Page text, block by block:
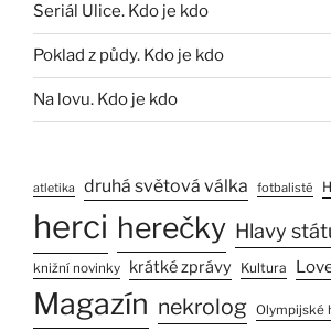
Seriál Ulice. Kdo je kdo
Poklad z půdy. Kdo je kdo
Na lovu. Kdo je kdo
atletika druhá světová válka fotbalisté
herci herečky Hlavy
knižní novinky krátké zprávy Kultura
Magazín nekrolog Olympijské